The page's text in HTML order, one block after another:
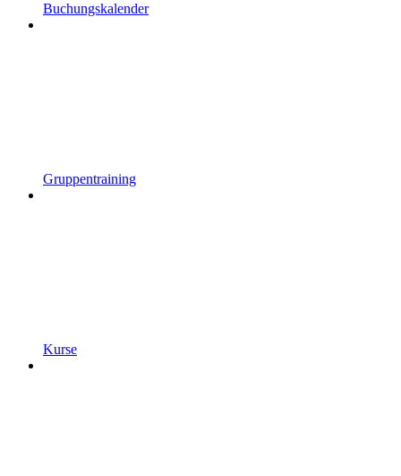
Buchungskalender
Gruppentraining
Kurse